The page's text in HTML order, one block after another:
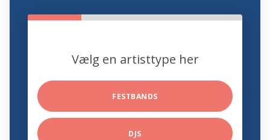
Vælg en artisttype her
FESTBANDS
DJS